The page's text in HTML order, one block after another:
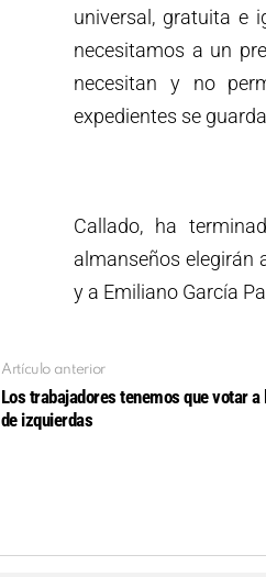
universal, gratuita e
necesitamos a un
necesitan y no
expedientes se
Callado, ha
almanseños elegirán
y a Emiliano García
Artículo anterior
Los trabajadores tenemos que votar
de izquierdas